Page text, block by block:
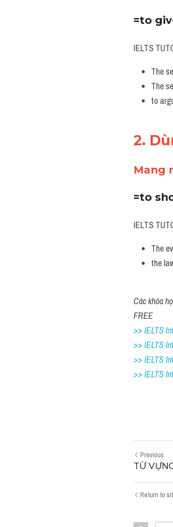
=to
IELTS
The
The
to
2.
Mang
=to
IELTS
The
the
Các khóa
FREE
>> IELTS
>> IELTS
>> IELTS
>> IELTS
Previous
TỪ
Return to